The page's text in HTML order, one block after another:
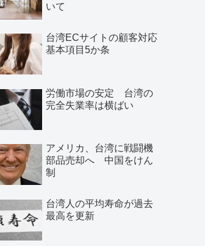
いて
台湾ECサイトの顧客対応
基本項目5か条
労働市場の安定 台湾の
完全失業率は横ばい
アメリカ、台湾に戦闘機
部品売却へ 中国をけん
制
台湾人の平均寿命が過去
最高を更新